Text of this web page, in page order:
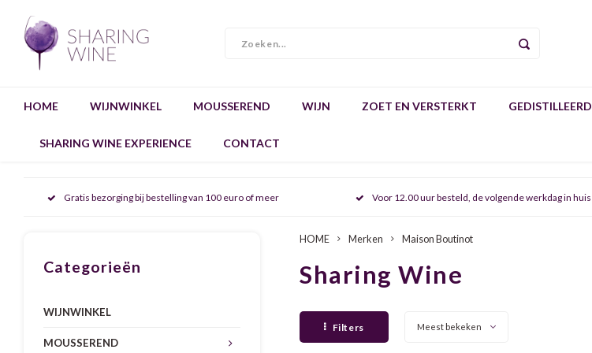
HOME WIJNWINKEL MOUSSEREND WIJN ZOET EN VERSTERKT GEDISTILLEERD
SHARING WINE EXPERIENCE CONTACT
Gratis bezorging bij bestelling van 100 euro of meer Voor 12.00 uur besteld, de volgende werkdag in huis
Categorieën
WIJNWINKEL
MOUSSEREND
HOME Merken Maison Boutinot
Sharing Wine
Filters Meest bekeken